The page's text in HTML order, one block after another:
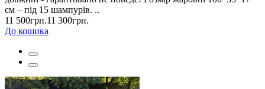
см – під 15 шампурів. ..
11 500грн.11 300грн.
До кошика